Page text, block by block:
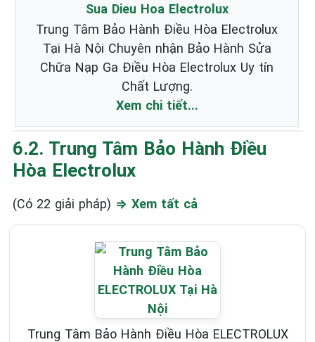
Sua Dieu Hoa Electrolux
Trung Tâm Bảo Hành Điều Hòa Electrolux
Tại Hà Nội Chuyên nhận Bảo Hành Sửa
Chữa Nạp Ga Điều Hòa Electrolux Uy tín
Chất Lượng.
Xem chi tiết...
6.2. Trung Tâm Bảo Hành Điều
Hòa Electrolux
(Có 22 giải pháp) ⇒ Xem tất cả
Trung Tâm Bảo Hành Điều Hòa ELECTROLUX